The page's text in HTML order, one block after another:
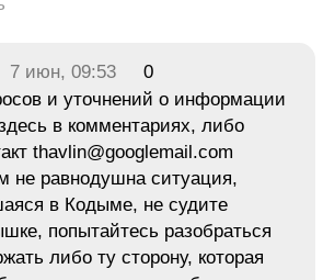
7 июн, 09:53
0
и уточнений о информации
в комментариях, либо
thavlin@googlemail.com
не равнодушна ситуация,
в Кодыме, не судите
попытайтесь разобраться
либо ту сторону, которая